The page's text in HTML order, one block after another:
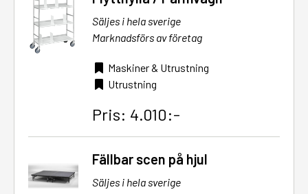
Säljes i hela sverige
Marknadsförs av företag
Maskiner & Utrustning
Utrustning
Pris: 4.010:-
Fällbar scen på hjul
Säljes i hela sverige